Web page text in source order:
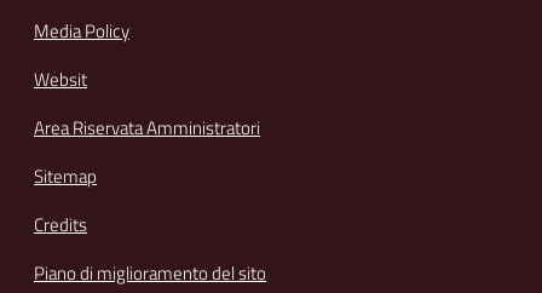
Media Policy
Websit
Area Riservata Amministratori
Sitemap
Credits
Piano di miglioramento del sito